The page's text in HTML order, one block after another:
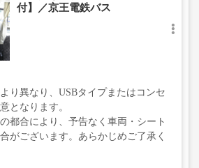
付】／京王電鉄バス
り異なり、USBタイプまたはコンセ
となります。
都合により、予告なく車両・シート
がございます。あらかじめご了承く